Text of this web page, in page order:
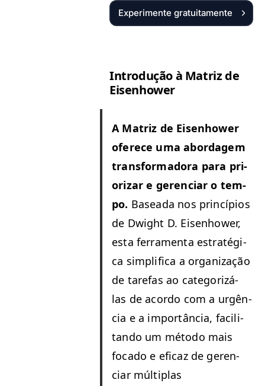
Experimente gratuitamente
Intro­dução à Matriz de
Eisenhower
A Matriz de Eisen­how­er
ofer­ece uma abor­dagem
trans­for­mado­ra para pri­
orizar e geren­ciar o tem­
po. Basea­da nos princí­pios
de Dwight D. Eisen­how­er,
esta fer­ra­men­ta estratég­i­
ca sim­pli­fi­ca a orga­ni­za­ção
de tare­fas ao cat­e­go­rizá-
las de acor­do com a urgên­
cia e a importân­cia, facil­i­
tan­do um méto­do mais
foca­do e efi­caz de geren­
ciar múlti­plas